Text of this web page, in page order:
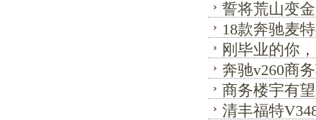
誓将荒山变
18款奔驰麦
刚毕业的你
奔驰v260商
商务楼宇有
清丰福特